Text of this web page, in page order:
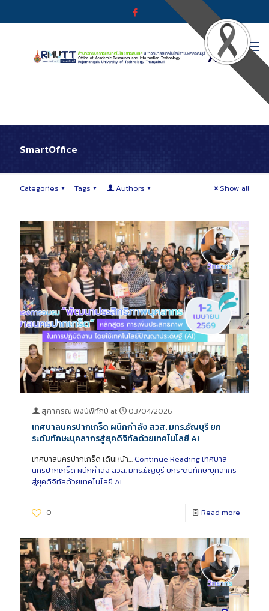
SmartOffice
Categories Tags Authors Show all
สุภาภรณ์ พงษ์พิทักษ์ at 03/04/2026
เทศบาลนครปากเกร็ด ผนึกกำลัง สวส. มทร.ธัญบุรี ยก
ระดับทักษะบุคลากรสู่ยุคดิจิทัลด้วยเทคโนโลยี AI
เทศบาลนครปากเกร็ด เดินหน้า… Continue Readingเทศบาล
นครปากเกร็ด ผนึกกำลัง สวส. มทร.ธัญบุรี ยกระดับทักษะบุคลากร
สู่ยุคดิจิทัลด้วยเทคโนโลยี AI
0 Read more